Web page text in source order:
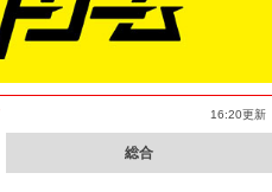
16:20更新
総合